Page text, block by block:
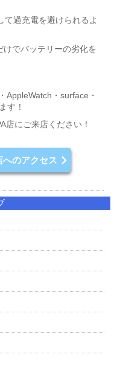
て過充電を避けられるよ
でバッテリーの劣化を
AppleWatch・surface・
す！
店にご来店ください！
のアクセス